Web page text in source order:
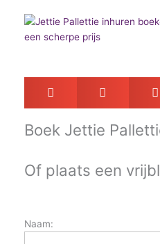
Boek Jettie
Of plaats een
Naam: